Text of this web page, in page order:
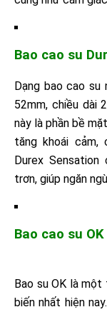
Bao cao su
Dạng bao cao
52mm, chiều dài
này là phần bề
tăng khoái cảm,
Durex
trơn, giúp ngăn
Bao cao su OK
Bao su OK là
biến nhất hiện